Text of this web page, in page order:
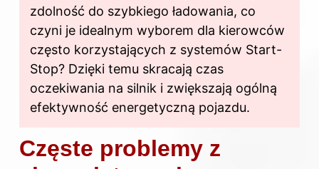
zdolność do szybkiego ładowania, co
czyni je idealnym wyborem dla kierowców
często korzystających z systemów Start-
Stop? Dzięki temu skracają czas
oczekiwania na silnik i zwiększają ogólną
efektywność energetyczną pojazdu.
Częste problemy z